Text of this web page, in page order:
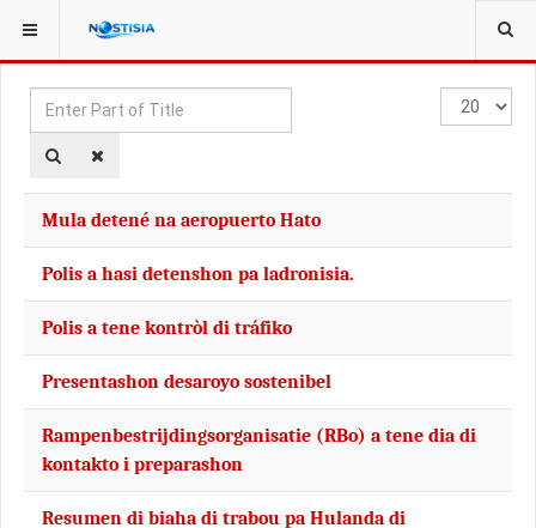
YOU ARE HERE:
Enter
Part
of
Display
#
Mula detené na aeropuerto Hato
Polis a hasi detenshon pa ladronisia.
Polis a tene kontròl di tráfiko
Presentashon desaroyo sostenibel
Rampenbestrijdingsorganisatie (RBo) a tene dia di
kontakto i preparashon
Resumen di biaha di trabou pa Hulanda di